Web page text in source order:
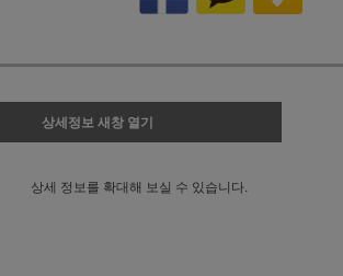
상세정보 새창 열기
상세 정보를 확대해 보실 수 있습니다.